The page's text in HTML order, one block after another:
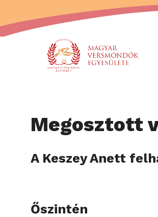
Megosztott
A Keszey Anett
Őszintén